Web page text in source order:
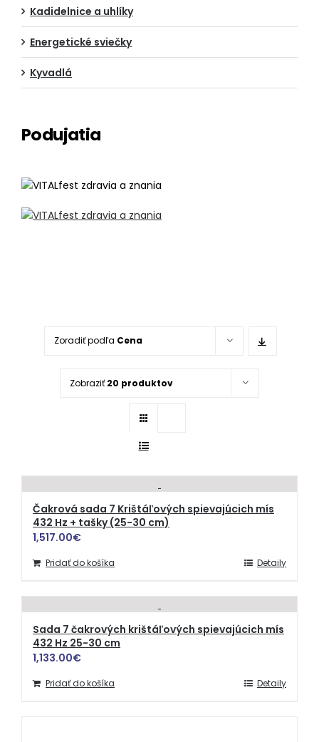
Zoradiť podľa Cena
Zobraziť20 produktov
Čakrová sada 7 Krištáľových spievajúcich mís
432 Hz + tašky (25-30 cm)
1,517.00€
Pridať do košíka Detaily
Sada 7 čakrových krištáľových spievajúcich mís
432 Hz 25-30 cm
1,133.00€
Pridať do košíka Detaily
Kadidelnice a uhlíky
Energetické sviečky
Kyvadlá
Podujatia